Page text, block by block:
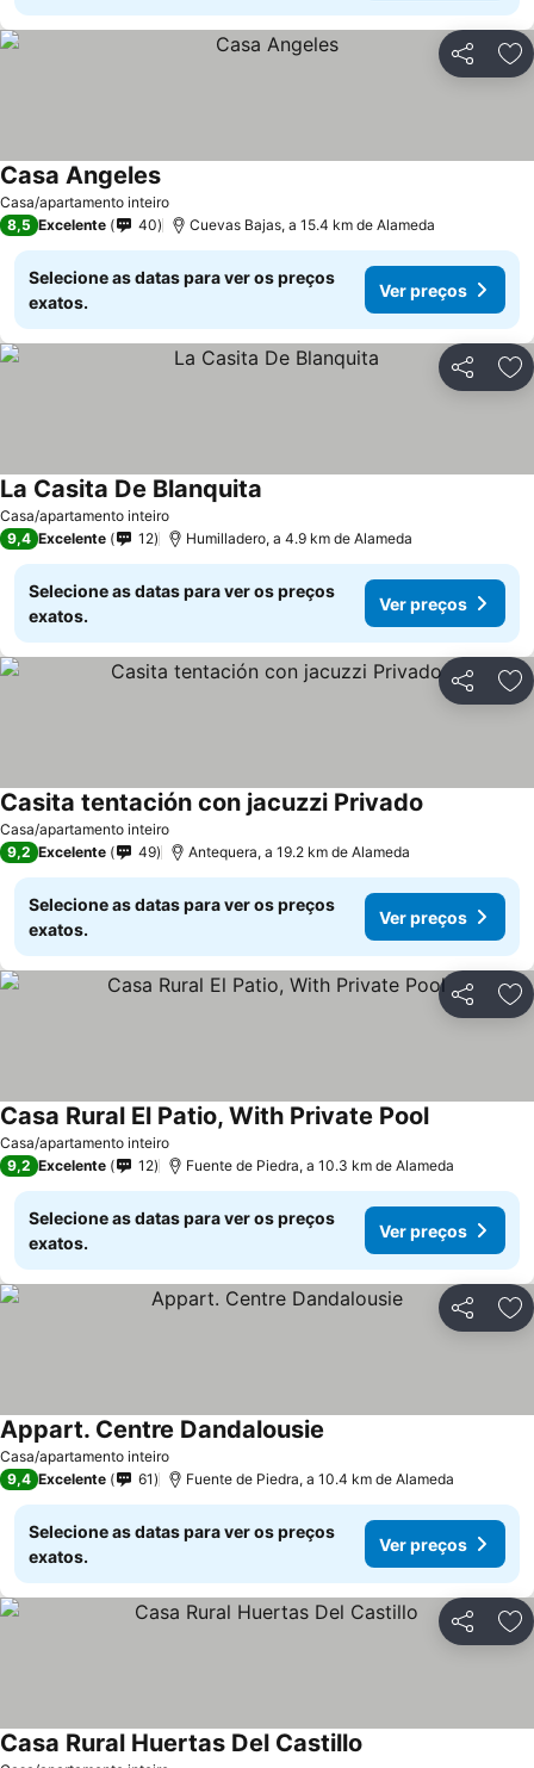
Partilhar
Casa/apartamento inteiro
Casa Angeles
8,5 Excelente 40 Cuevas Bajas, a 15.4 km de Alameda
Selecione as datas para ver os preços
exatos.
Ver preços
Partilhar
Casa/apartamento inteiro
La Casita De Blanquita
9,4 Excelente 12 Humilladero, a 4.9 km de Alameda
Selecione as datas para ver os preços
exatos.
Ver preços
Partilhar
Casa/apartamento inteiro
Casita tentación con jacuzzi Privado
9,2 Excelente 49 Antequera, a 19.2 km de Alameda
Selecione as datas para ver os preços
exatos.
Ver preços
Partilhar
Casa/apartamento inteiro
Casa Rural El Patio, With Private Pool
9,2 Excelente 12 Fuente de Piedra, a 10.3 km de Alameda
Selecione as datas para ver os preços
exatos.
Ver preços
Partilhar
Casa/apartamento inteiro
Appart. Centre Dandalousie
9,4 Excelente 61 Fuente de Piedra, a 10.4 km de Alameda
Selecione as datas para ver os preços
exatos.
Ver preços
Partilhar
Casa Rural Huertas Del Castillo